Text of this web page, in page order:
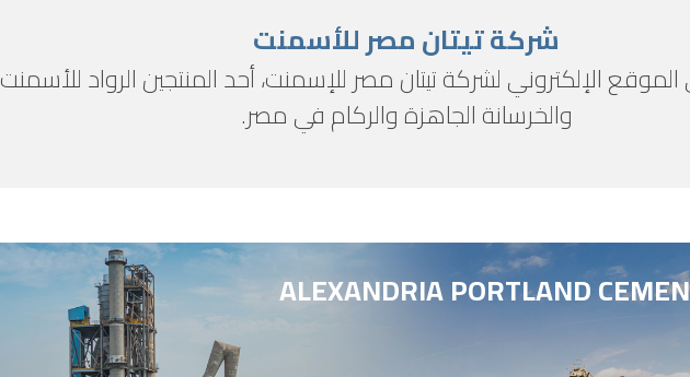
شركة تيتان مصر للأسمنت
الإلكتروني لشركة تيتان مصر للإسمنت، أحد المنتجين الرواد للأسمنت
والخرسانة الجاهزة والركام في مصر.
ALEXANDRIA PORTLAND